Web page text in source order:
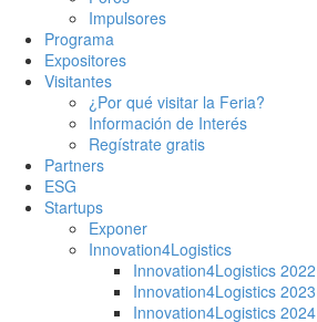
Impulsores
Programa
Expositores
Visitantes
¿Por qué visitar la Feria?
Información de Interés
Regístrate gratis
Partners
ESG
Startups
Exponer
Innovation4Logistics
Innovation4Logistics 2022
Innovation4Logistics 2023
Innovation4Logistics 2024